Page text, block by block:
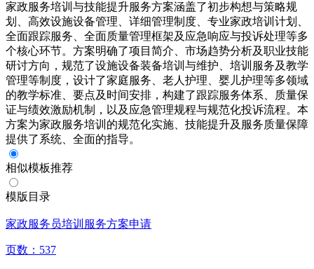
家政服务培训与技能提升服务方案涵盖了初步构想与策略规
划、高效设施设备管理、详细管理制度、专业家政培训计划、
全面跟踪服务、全面质量管理框架及应急响应与投诉处理等多
个核心环节。方案明确了项目简介、市场趋势分析及职业技能
研讨方向，规范了设施设备装备培训与维护、培训服务及教学
管理等制度，设计了家庭服务、老人护理、婴儿护理等多领域
的教学标准、要点及时间安排，构建了跟踪服务体系、质量保
证与绩效激励机制，以及应急管理规程与规范化投诉流程。本
方案为家政服务培训的规范化实施、技能提升及服务质量保障
提供了系统、全面的指导。
相似模板推荐
模版目录
家政服务员培训服务方案申请
页数： 537